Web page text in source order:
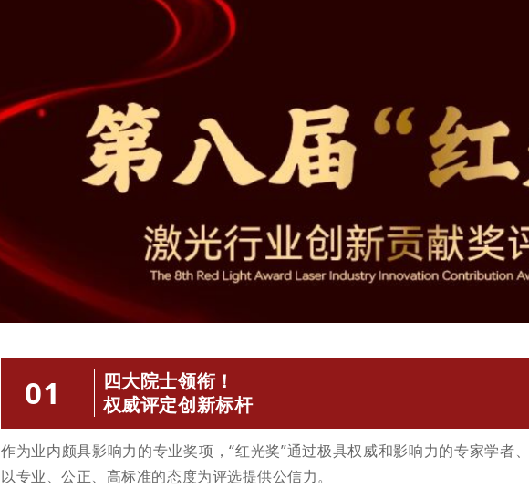
01
四大院士领衔！
权威评定创新标杆
作为业内颇具影响力的专业奖项，“红光奖”通过极具权威和影响力的专家学者
以专业、公正、高标准的态度为评选提供公信力。